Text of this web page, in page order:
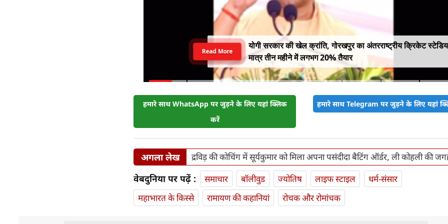
योगी सरकार की खेल क्रांति, गोरखपुर का अंतरराष्ट्रीय क्रिकेट
मात्र तीन महीने में लगभग 20% तैयार
Read More
हमारे साथ WhatsApp पर जुड़ने के लिए यहां क्लिक
करें
हमारे साथ Telegram पर जुड़ने के लिए यहां
अगला लेख द्रविड़ की कोचिंग में सूर्यकुमार को मिला अपना पसंदीदा बैटिंग ऑर्डर, ली कोहली की
वेबदुनिया पर पढ़ें : समाचार बॉलीवुड ज्योतिष लाइफ स्‍टाइल
धर्म-संसार
महाभारत के किस्से
रामायण की कहानियां रोचक और रोमांचक